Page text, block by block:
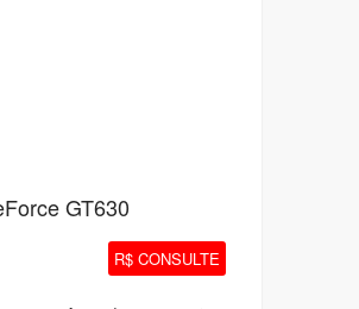
GT630
R$ CONSULTE